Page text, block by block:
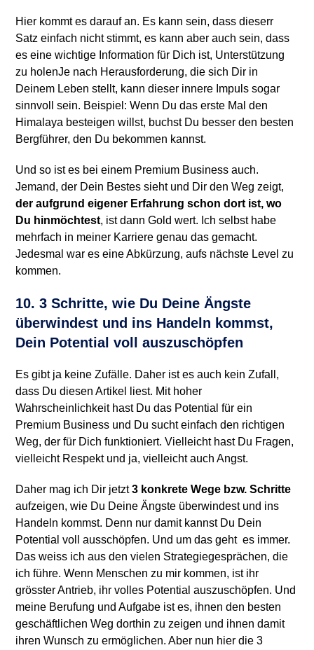
Hier kommt es darauf an. Es kann sein, dass dieserr
Satz einfach nicht stimmt, es kann aber auch sein, dass
es eine wichtige Information für Dich ist, Unterstützung
zu holenJe nach Herausforderung, die sich Dir in
Deinem Leben stellt, kann dieser innere Impuls sogar
sinnvoll sein. Beispiel: Wenn Du das erste Mal den
Himalaya besteigen willst, buchst Du besser den besten
Bergführer, den Du bekommen kannst.
Und so ist es bei einem Premium Business auch.
Jemand, der Dein Bestes sieht und Dir den Weg zeigt,
der aufgrund eigener Erfahrung schon dort ist, wo
Du hinmöchtest, ist dann Gold wert. Ich selbst habe
mehrfach in meiner Karriere genau das gemacht.
Jedesmal war es eine Abkürzung, aufs nächste Level zu
kommen.
10. 3 Schritte, wie Du Deine Ängste
überwindest und ins Handeln kommst,
Dein Potential voll auszuschöpfen
Es gibt ja keine Zufälle. Daher ist es auch kein Zufall,
dass Du diesen Artikel liest. Mit hoher
Wahrscheinlichkeit hast Du das Potential für ein
Premium Business und Du sucht einfach den richtigen
Weg, der für Dich funktioniert. Vielleicht hast Du Fragen,
vielleicht Respekt und ja, vielleicht auch Angst.
Daher mag ich Dir jetzt3 konkrete Wege bzw. Schritte
aufzeigen, wie Du Deine Ängste überwindest und ins
Handeln kommst. Denn nur damit kannst Du Dein
Potential voll ausschöpfen. Und um das geht es immer.
Das weiss ich aus den vielen Strategiegesprächen, die
ich führe. Wenn Menschen zu mir kommen, ist ihr
grösster Antrieb, ihr volles Potential auszuschöpfen. Und
meine Berufung und Aufgabe ist es, ihnen den besten
geschäftlichen Weg dorthin zu zeigen und ihnen damit
ihren Wunsch zu ermöglichen. Aber nun hier die 3